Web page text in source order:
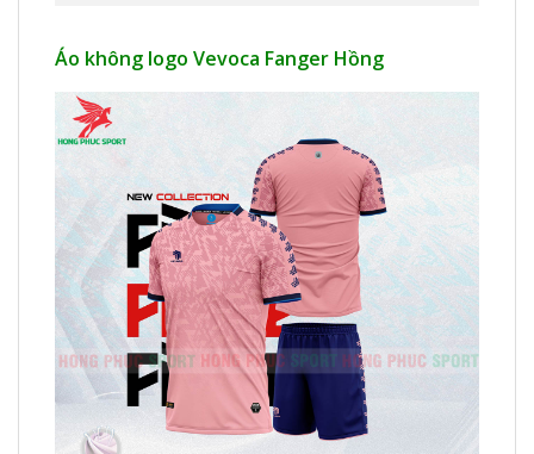
Áo không logo Vevoca Fanger Hồng